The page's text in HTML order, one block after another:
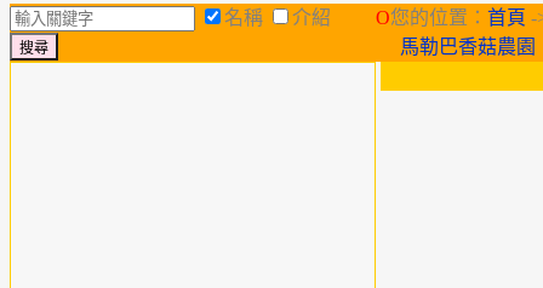
名稱
介紹 O您的位置： 首頁 -
馬勒巴香菇農園